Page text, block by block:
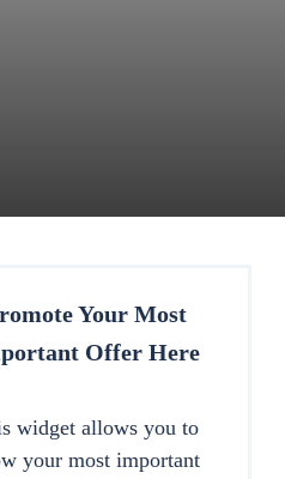
Your Most
Offer Here
widget allows you to
your most important